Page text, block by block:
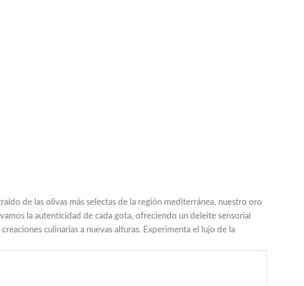
de las olivas más selectas de la región mediterránea, nuestro oro
la autenticidad de cada gota, ofreciendo un deleite sensorial
culinarias a nuevas alturas. Experimenta el lujo de la